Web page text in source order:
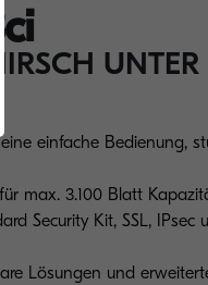
einfache Bedienung,
max. 3.100 Blatt
Security Kit, SSL, IPsec
Lösungen und